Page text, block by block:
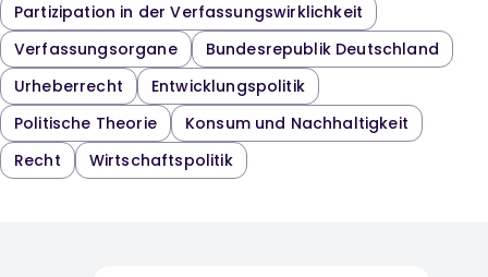
Partizipation in der Verfassungswirklichkeit
Verfassungsorgane
Bundesrepublik Deutschland
Urheberrecht
Entwicklungspolitik
Politische Theorie
Konsum und Nachhaltigkeit
Recht
Wirtschaftspolitik